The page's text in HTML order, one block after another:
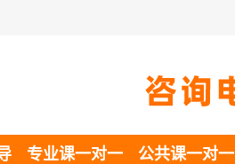
专业课一对一 公共课一对一